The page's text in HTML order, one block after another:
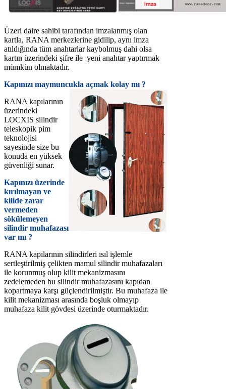
Üzeri daire sahibi tarafından imzalanmış olan
kartla, RANA merkezlerine gidilip, aynı imza
atıldığında tüm anahtarlar kaybolmuş dahi olsa
kartın üzerindeki şifre ile yeni anahtar yaptırmak
mümkün olmaktadır.
Kapınızı maymuncukla açmak kolay mı ?
RANA kapılarının
üzerindeki
LOCXIS silindir
teleskopik pim
teknolojisi
sayesinde size bu
konuda en yüksek
güvenliği sunar.
Kapınızı üzerinde
kırılmayan ve
kilide zarar
vermeden
sökülemeyen
silindir muhafazası
var mı ?
RANA kapılarının silindirleri ısıl işlemle
sertleştirilmiş çelikten mamul silindir muhafazaları
ile korunmuş olup kilit mekanizmasını
zedelemeden bu silindir muhafazasını kapıdan
kopartmaya karşı güçlendirilmiştir. Bu muhafaza ile
kilit mekanizması arasında boşluk olmayıp
muhafaza kilit gövdesi üzerinde oturmaktadır.